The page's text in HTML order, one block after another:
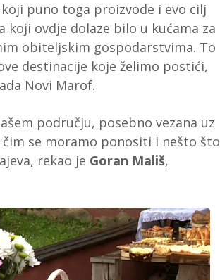
puno toga proizvode i evo cilj
ovdje dolaze bilo u kućama za
obiteljskim gospodarstvima. To
destinacije koje želimo postići,
Novi Marof.
području, posebno vezana uz
se moramo ponositi i nešto što
rekao je Goran Mališ,